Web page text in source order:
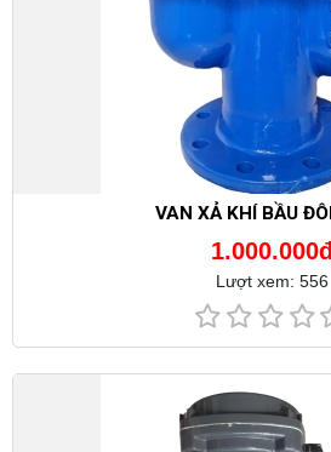
VAN XẢ KHÍ BẦU
Lượt xem: 556